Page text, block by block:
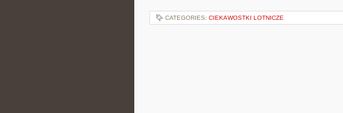
CATEGORIES: CIEKAWOSTKI LOTNICZE